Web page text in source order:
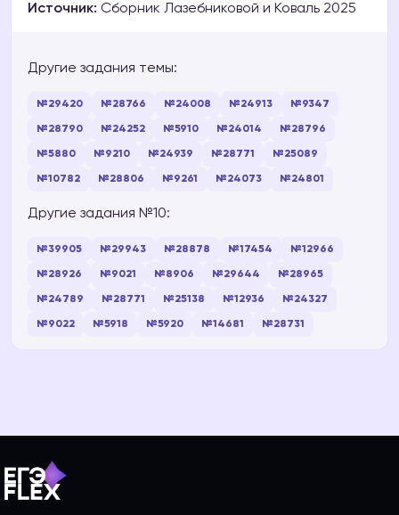
Источник: Сборник Лазебниковой и Коваль 2025
Другие задания темы:
№29420 №28766 №24008 №24913 №9347
№28790 №24252 №5910 №24014 №28796
№5880 №9210 №24939 №28771 №25089
№10782 №28806 №9261 №24073 №24801
Другие задания №10:
№39905 №29943 №28878 №17454 №12966
№28926 №9021 №8906 №29644 №28965
№24789 №28771 №25138 №12936 №24327
№9022 №5918 №5920 №14681 №28731